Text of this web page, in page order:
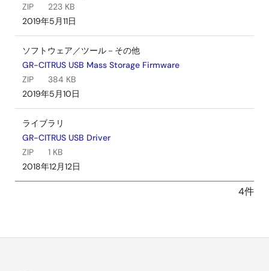
ZIP
223 KB
2019年5月11日
ソフトウェア／ツール－その他
GR-CITRUS USB Mass Storage Firmware
ZIP
384 KB
2019年5月10日
ライブラリ
GR-CITRUS USB Driver
ZIP
1 KB
2018年12月12日
4件